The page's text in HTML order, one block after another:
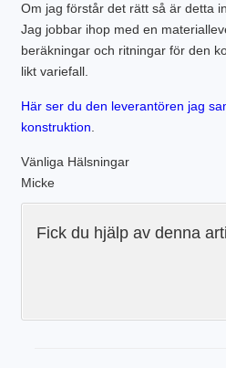
Om jag förstår det rätt så är detta
Jag jobbar ihop med en
beräkningar och ritningar för den
likt variefall.
Här ser du den leverantören jag
konstruktion
Vänliga Hälsningar
Micke
Fick du hjälp av denna